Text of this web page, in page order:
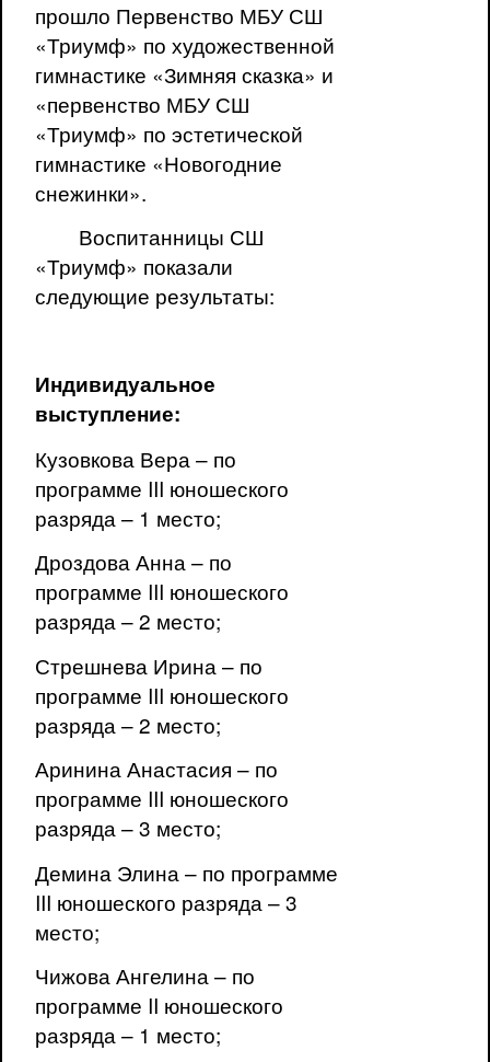
прошло Первенство МБУ СШ
«Триумф» по художественной
гимнастике «Зимняя сказка» и
«первенство МБУ СШ
«Триумф» по эстетической
гимнастике «Новогодние
снежинки».
Воспитанницы СШ
«Триумф» показали
следующие результаты:
Индивидуальное
выступление:
Кузовкова Вера – по
программе III юношеского
разряда – 1 место;
Дроздова Анна – по
программе III юношеского
разряда – 2 место;
Стрешнева Ирина – по
программе III юношеского
разряда – 2 место;
Аринина Анастасия – по
программе III юношеского
разряда – 3 место;
Демина Элина – по программе
III юношеского разряда – 3
место;
Чижова Ангелина – по
программе II юношеского
разряда – 1 место;